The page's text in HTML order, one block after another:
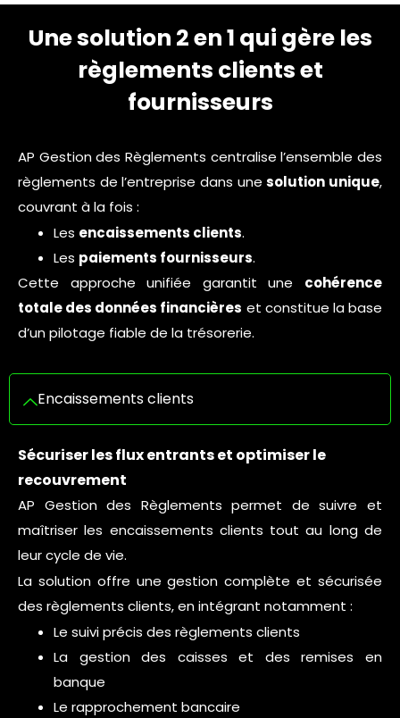
Une solution 2 en 1 qui gère les
règlements clients et
fournisseurs
AP Gestion des Règlements centralise l’ensemble des
règlements de l’entreprise dans unesolution unique,
couvrant à la fois :
Les encaissements clients.
Les paiements fournisseurs.
Cette approche unifiée garantit une cohérence
totale des données financières et constitue la base
d’un pilotage fiable de la trésorerie.
Encaissements clients
Sécuriser les flux entrants et optimiser le
recouvrement
AP Gestion des Règlements permet de suivre et
maîtriser les encaissements clients tout au long de
leur cycle de vie.
La solution offre une gestion complète et sécurisée
des règlements clients, en intégrant notamment :
Le suivi précis des règlements clients
La gestion des caisses et des remises en
banque
Le rapprochement bancaire